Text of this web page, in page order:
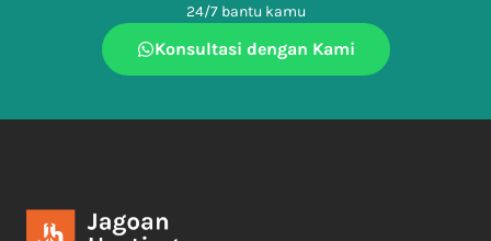
24/7 bantu kamu
Konsultasi dengan Kami